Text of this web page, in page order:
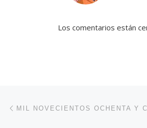
Los comentarios están
Navegación de
MIL NOVECIENTOS OCHENTA Y